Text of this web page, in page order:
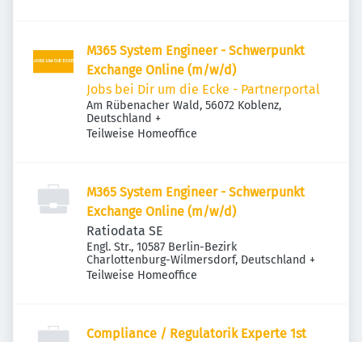
M365 System Engineer - Schwerpunkt
Exchange Online (m/w/d)
Jobs bei Dir um die Ecke - Partnerportal
Am Rübenacher Wald, 56072 Koblenz,
Deutschland +
Teilweise Homeoffice
M365 System Engineer - Schwerpunkt
Exchange Online (m/w/d)
Ratiodata SE
Engl. Str., 10587 Berlin-Bezirk
Charlottenburg-Wilmersdorf, Deutschland +
Teilweise Homeoffice
Compliance / Regulatorik Experte 1st